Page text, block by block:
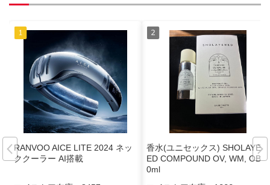
RANVOO AICE LITE 2024 ネッ
ククーラー AI搭載
香水(ユニセックス) SHOLAYER
ED COMPOUND OV, WM, OB 5
0ml